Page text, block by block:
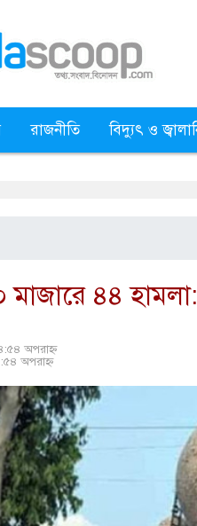
রাজনীতি বিদ্যুৎ ও
৪৪
অপরাহ্ন
অপরাহ্ন